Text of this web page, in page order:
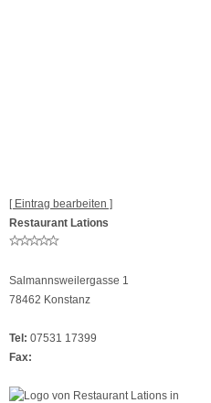
[ Eintrag bearbeiten ]
Restaurant Lations
Salmannsweilergasse 1
78462 Konstanz
Tel: 07531 17399
Fax: